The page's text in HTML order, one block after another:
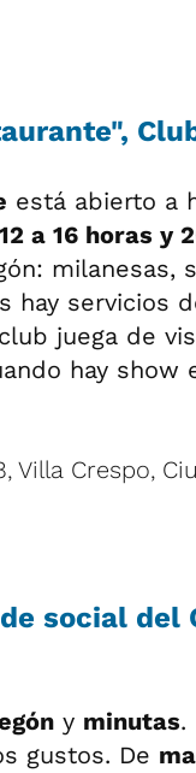
está abierto a
12 a 16 horas y
milanesas,
hay servicios
juega de
hay show
Villa Crespo,
social del
y minutas.
gustos. De